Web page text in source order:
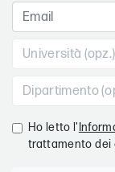
Ho letto l'
trattamento dei